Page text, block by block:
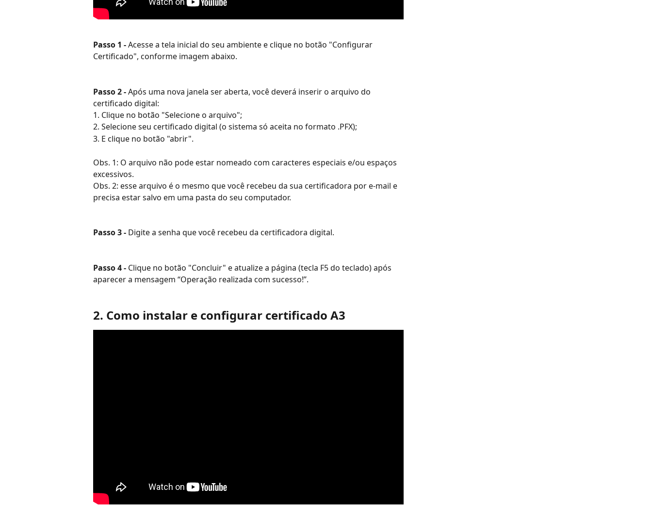
Passo 1 - Acesse a tela inicial do seu ambientee clique no botão "Configurar
Certificado", conforme imagem abaixo.
Passo 2 - Após uma nova janela ser aberta, você deverá inserir o arquivo do
certificado digital:
1. Clique no botão "Selecione o arquivo";
2. Selecione seu certificado digital (o sistema só aceita no formato .PFX);
3. E clique no botão "abrir".
Obs. 1: O arquivo não pode estar nomeado com caracteres especiais e/ou espaços
excessivos.
Obs. 2: esse arquivo é o mesmo que você recebeu da sua certificadora por e-mail e
precisa estar salvo em uma pasta do seu computador.
Passo 3 - Digite a senha que você recebeu da certificadora digital.
Passo 4 - Clique no botão "Concluir" e atualize a página (tecla F5 do teclado) após
aparecer a mensagem “Operação realizada com sucesso!”.
2. Como instalar e configurar certificado A3